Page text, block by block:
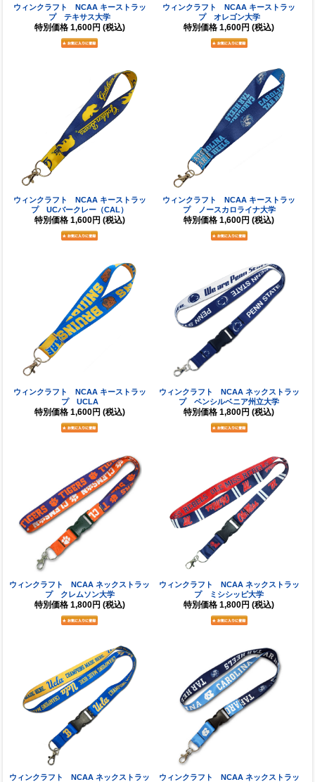
ウィンクラフト NCAA キーストラッ
プ テキサス大学
特別価格 1,600円 (税込)
ウィンクラフト NCAA キーストラッ
プ オレゴン大学
特別価格 1,600円 (税込)
ウィンクラフト NCAA キーストラッ
プ UCバークレー（CAL）
特別価格 1,600円 (税込)
ウィンクラフト NCAA キーストラッ
プ ノースカロライナ大学
特別価格 1,600円 (税込)
ウィンクラフト NCAA キーストラッ
プ UCLA
特別価格 1,600円 (税込)
ウィンクラフト NCAA ネックストラッ
プ ペンシルベニア州立大学
特別価格 1,800円 (税込)
ウィンクラフト NCAA ネックストラッ
プ クレムソン大学
特別価格 1,800円 (税込)
ウィンクラフト NCAA ネックストラッ
プ ミシシッピ大学
特別価格 1,800円 (税込)
ウィンクラフト NCAA ネックストラッ ウィンクラフト NCAA ネックストラッ